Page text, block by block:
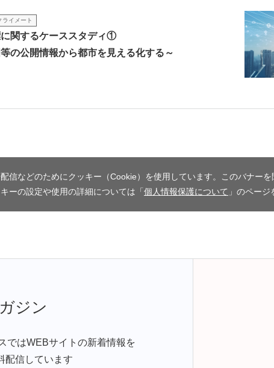
ライメート
関するケーススタディ①
の公開情報から都市を見える化する～
信などのためにクッキー（Cookie）を使用しています。このバナー
ーの設定や使用の詳細については「個人情報保護について 」のページ
ジン
ではWEBサイトの新着情報を
配信しています